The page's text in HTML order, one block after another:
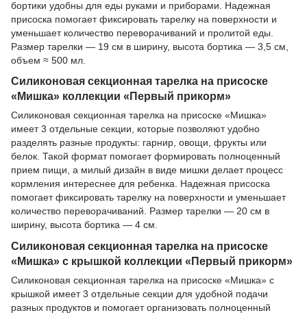
бортики удобны для еды руками и приборами. Надежная
присоска помогает фиксировать тарелку на поверхности и
уменьшает количество переворачиваний и пролитой еды.
Размер тарелки — 19 см в ширину, высота бортика — 3,5 см,
объем ≈ 500 мл.
Силиконовая секционная тарелка на присоске
«Мишка» коллекции «Первый прикорм»
Силиконовая секционная тарелка на присоске «Мишка»
имеет 3 отдельные секции, которые позволяют удобно
разделять разные продукты: гарнир, овощи, фрукты или
белок. Такой формат помогает формировать полноценный
прием пищи, а милый дизайн в виде мишки делает процесс
кормления интереснее для ребенка. Надежная присоска
помогает фиксировать тарелку на поверхности и уменьшает
количество переворачиваний. Размер тарелки — 20 см в
ширину, высота бортика — 4 см.
Силиконовая секционная тарелка на присоске
«Мишка» с крышкой коллекции «Первый прикорм»
Силиконовая секционная тарелка на присоске «Мишка» с
крышкой имеет 3 отдельные секции для удобной подачи
разных продуктов и помогает организовать полноценный